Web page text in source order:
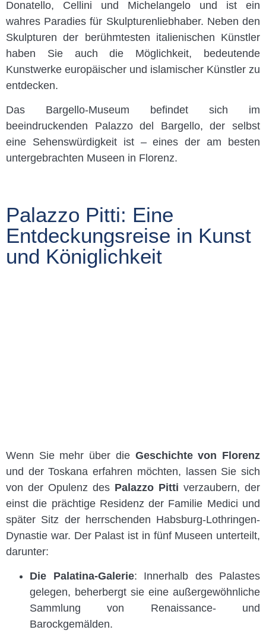
Donatello, Cellini und Michelangelo und ist ein
wahres Paradies für Skulpturenliebhaber. Neben den
Skulpturen der berühmtesten italienischen Künstler
haben Sie auch die Möglichkeit, bedeutende
Kunstwerke europäischer und islamischer Künstler zu
entdecken.
Das Bargello-Museum befindet sich im
beeindruckenden Palazzo del Bargello, der selbst
eine Sehenswürdigkeit ist – eines der am besten
untergebrachten Museen in Florenz.
Palazzo Pitti: Eine
Entdeckungsreise in Kunst
und Königlichkeit
Wenn Sie mehr über die Geschichte von Florenz
und der Toskana erfahren möchten, lassen Sie sich
von der Opulenz des Palazzo Pitti verzaubern, der
einst die prächtige Residenz der Familie Medici und
später Sitz der herrschenden Habsburg-Lothringen-
Dynastie war. Der Palast ist in fünf Museen unterteilt,
darunter:
Die Palatina-Galerie: Innerhalb des Palastes
gelegen, beherbergt sie eine außergewöhnliche
Sammlung von Renaissance- und
Barockgemälden.